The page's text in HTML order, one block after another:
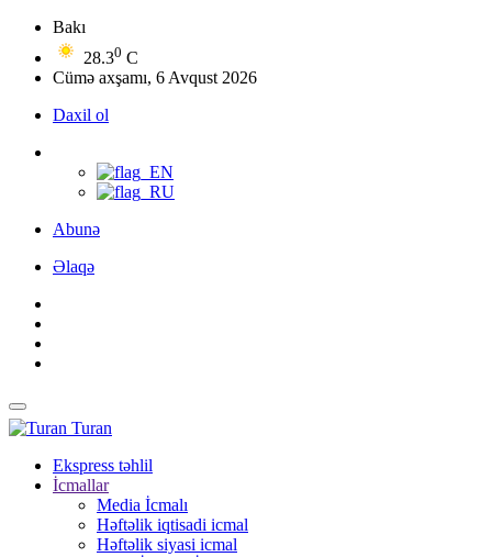
Bakı
28.30 C
Cümə axşamı, 6 Avqust 2026
Daxil ol
Abunə
Əlaqə
Turan
Ekspress təhlil
İcmallar
Media İcmalı
Həftəlik iqtisadi icmal
Həftəlik siyasi icmal